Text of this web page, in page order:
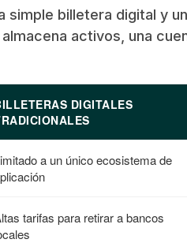
simple billetera digital y
activos, una
DIGITALES
a un único ecosistema de
tarifas para retirar a bancos